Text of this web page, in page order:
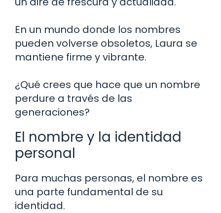
En un mundo donde los nombres
pueden volverse obsoletos, Laura se
mantiene firme y vibrante.
¿Qué crees que hace que un nombre
perdure a través de las
generaciones?
El nombre y la identidad
personal
Para muchas personas, el nombre es
una parte fundamental de su
identidad.